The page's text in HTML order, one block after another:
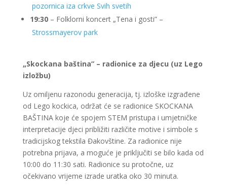
pozornica iza crkve Svih svetih
19:30– Folklorni koncert „Tena i gosti” –
Strossmayerov park
„Skockana baština” – radionice za djecu (uz Lego
izložbu)
Uz omiljenu razonodu generacija, tj. izloške izgrađene
od Lego kockica, održat će se radionice SKOCKANA
BAŠTINA koje će spojem STEM pristupa i umjetničke
interpretacije djeci približiti različite motive i simbole s
tradicijskog tekstila Đakovštine. Za radionice nije
potrebna prijava, a moguće je priključiti se bilo kada od
10:00 do 11:30 sati. Radionice su protočne, uz
očekivano vrijeme izrade uratka oko 30 minuta.